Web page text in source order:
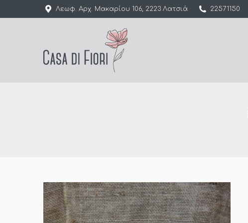
Λεωφ. Αρχ. Μακαρίου 106, 2223 Λατσιά 22571150